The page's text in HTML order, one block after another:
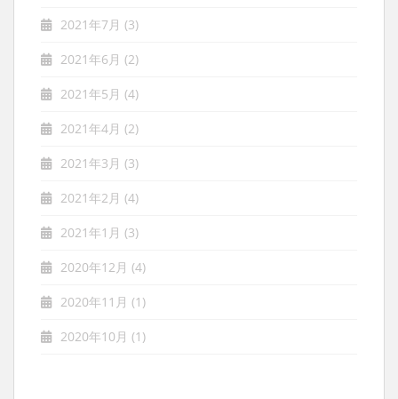
2021年7月 (3)
2021年6月 (2)
2021年5月 (4)
2021年4月 (2)
2021年3月 (3)
2021年2月 (4)
2021年1月 (3)
2020年12月 (4)
2020年11月 (1)
2020年10月 (1)